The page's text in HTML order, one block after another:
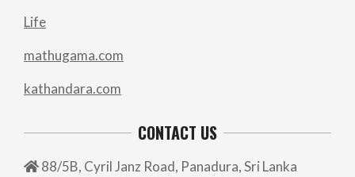
Life
mathugama.com
kathandara.com
CONTACT US
88/5B, Cyril Janz Road, Panadura, Sri Lanka